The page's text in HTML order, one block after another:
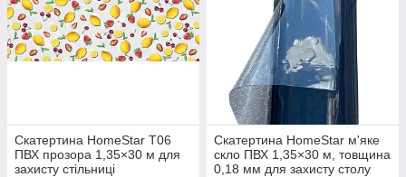
Скатертина HomeStar T06
ПВХ прозора 1,35×30 м для
захисту стільниці
Скатертина HomeStar м'яке
скло ПВХ 1,35×30 м, товщина
0,18 мм для захисту столу